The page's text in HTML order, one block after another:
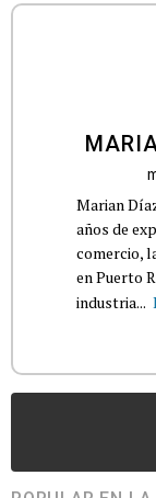
Marian
años de
comercio,
en Puerto
industria...